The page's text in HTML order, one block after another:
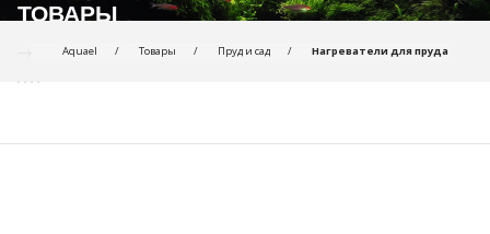
ТОВАРЫ
Aquael Товары Пруд и сад Нагреватели для пруда